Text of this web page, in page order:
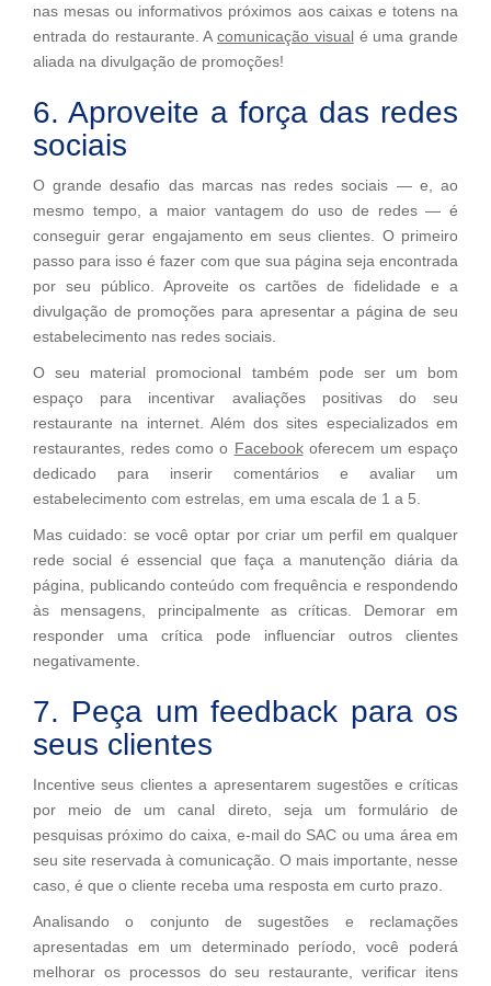
nas mesas ou informativos próximos aos caixas e totens na
entrada do restaurante. A comunicação visualé uma grande
aliada na divulgação de promoções!
6. Aproveite a força das redes
sociais
O grande desafio das marcas nas redes sociais — e, ao
mesmo tempo, a maior vantagem do uso de redes — é
conseguir gerar engajamento em seus clientes. O primeiro
passo para isso é fazer com que sua página seja encontrada
por seu público. Aproveite os cartões de fidelidade e a
divulgação de promoções para apresentar a página de seu
estabelecimento nas redes sociais.
O seu material promocional também pode ser um bom
espaço para incentivar avaliações positivas do seu
restaurante na internet. Além dos sites especializados em
restaurantes, redes como o Facebookoferecem um espaço
dedicado para inserir comentários e avaliar um
estabelecimento com estrelas, em uma escala de 1 a 5.
Mas cuidado: se você optar por criar um perfil em qualquer
rede social é essencial que faça a manutenção diária da
página, publicando conteúdo com frequência e respondendo
às mensagens, principalmente as críticas. Demorar em
responder uma crítica pode influenciar outros clientes
negativamente.
7. Peça um feedback para os
seus clientes
Incentive seus clientes a apresentarem sugestões e críticas
por meio de um canal direto, seja um formulário de
pesquisas próximo do caixa, e-mail do SAC ou uma área em
seu site reservada à comunicação. O mais importante, nesse
caso, é que o cliente receba uma resposta em curto prazo.
Analisando o conjunto de sugestões e reclamações
apresentadas em um determinado período, você poderá
melhorar os processos do seu restaurante, verificar itens